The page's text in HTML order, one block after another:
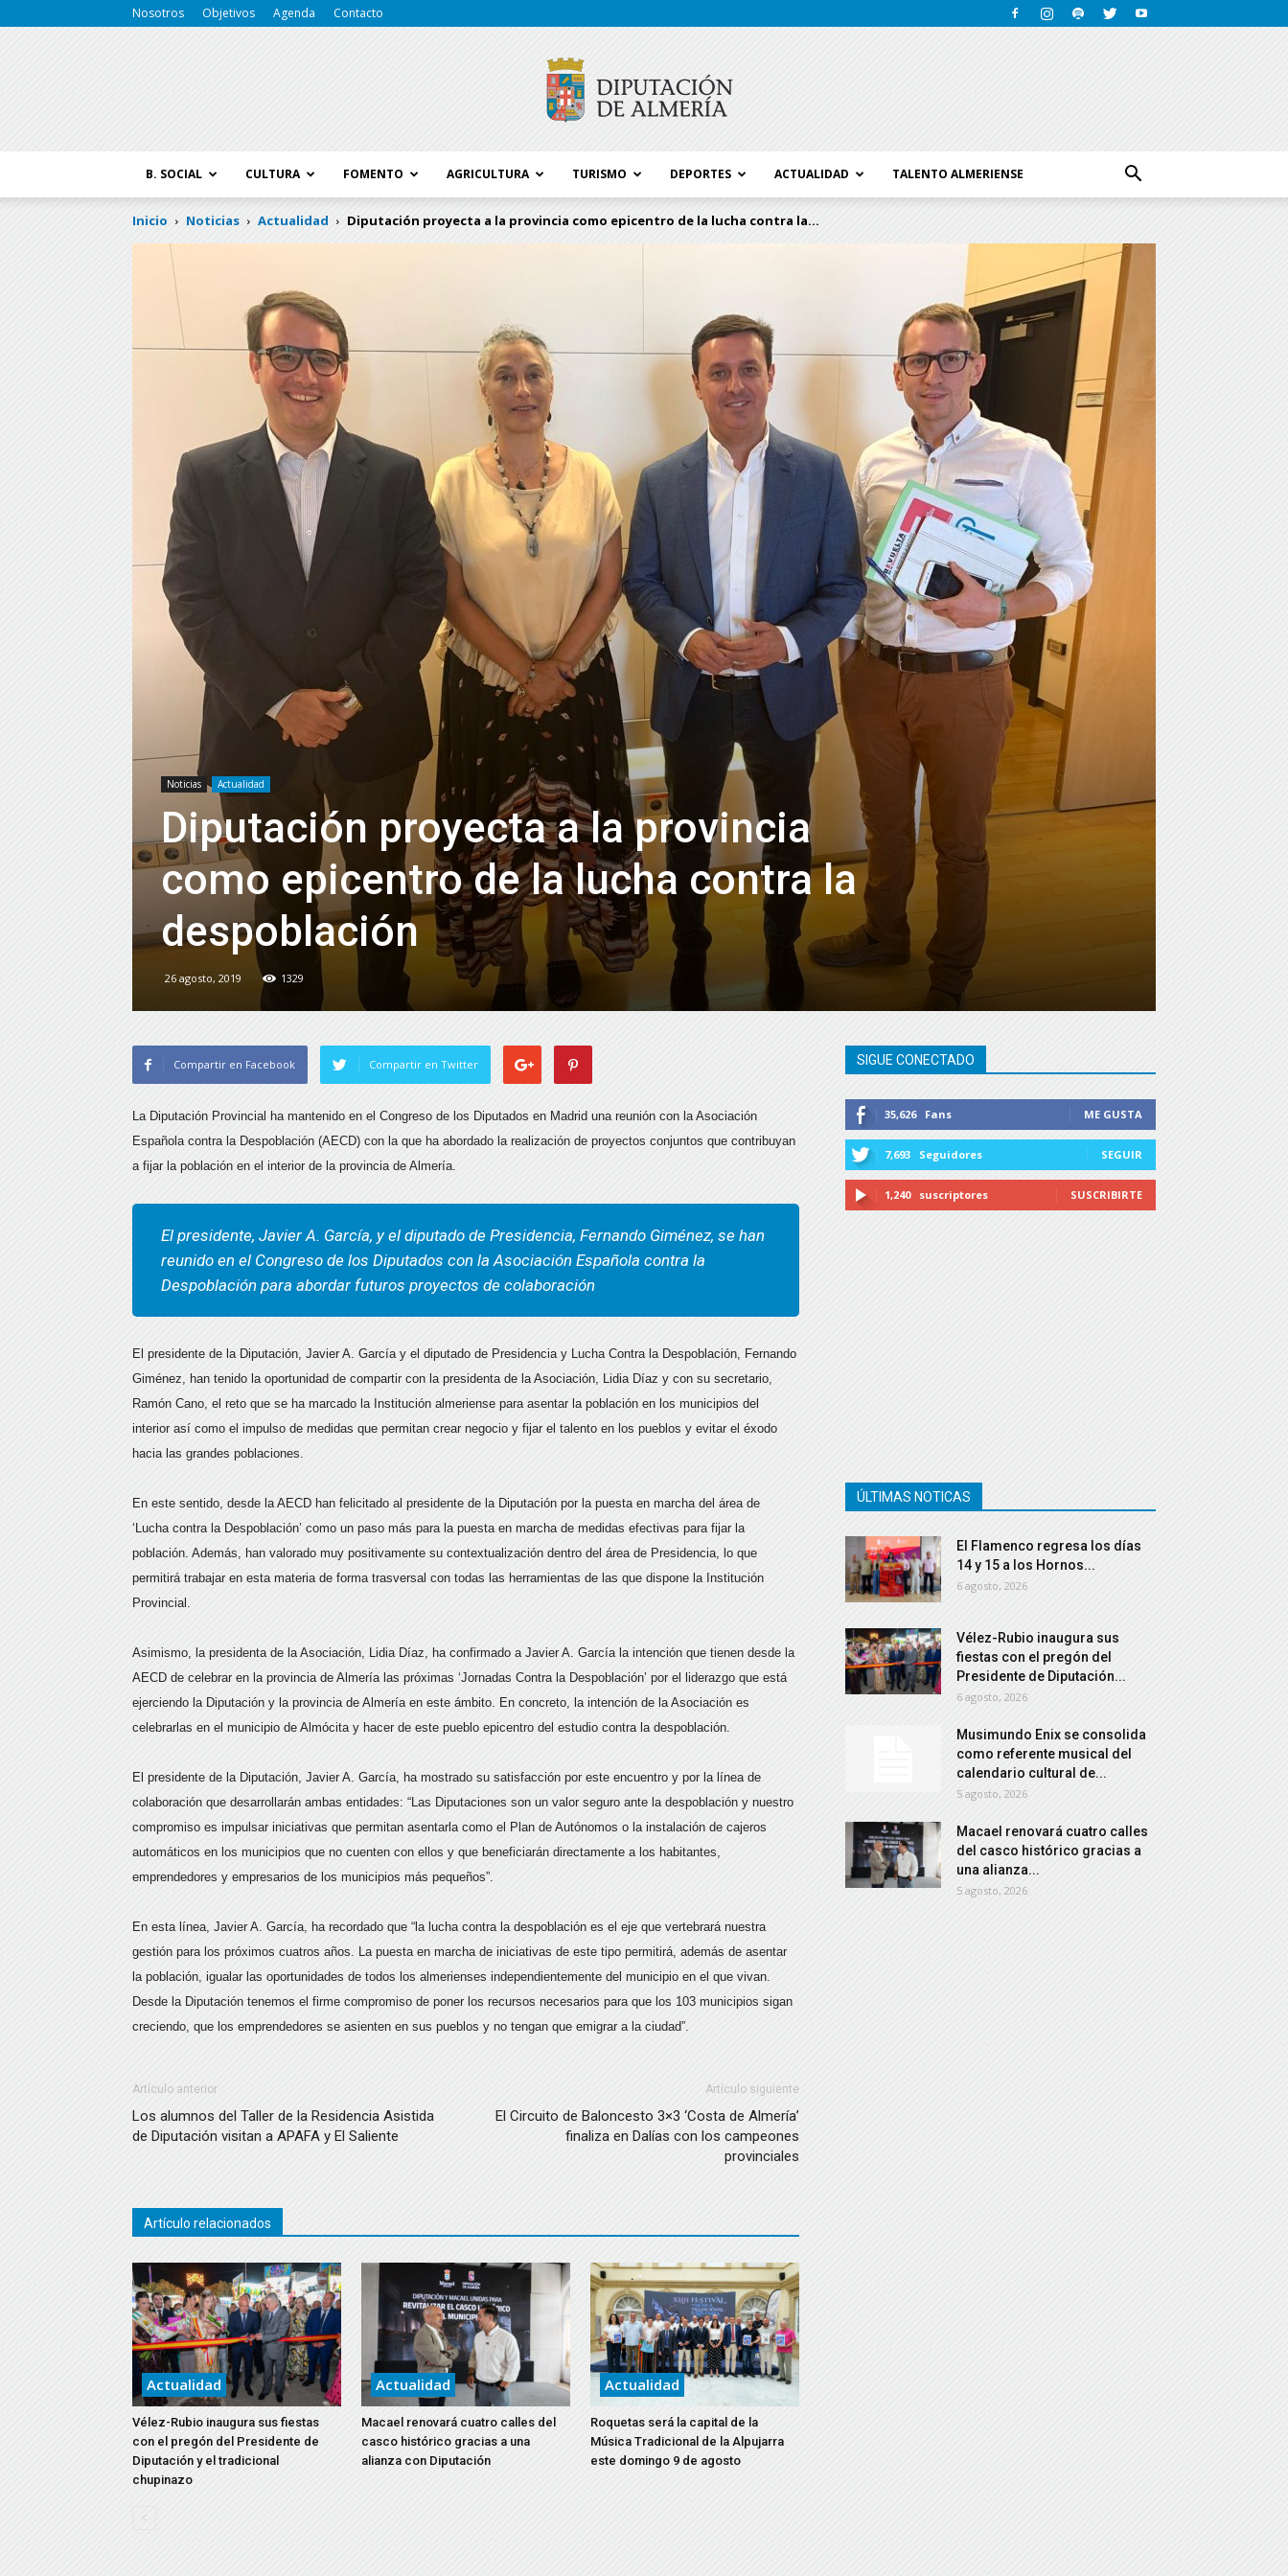
Nosotros Objetivos Agenda Contacto
B. SOCIAL CULTURA FOMENTO AGRICULTURA TURISMO DEPORTES ACTUALIDAD TALENTO ALMERIENSE
Inicio Noticias Actualidad Diputación proyecta a la provincia como epicentro de la lucha contra la...
Noticias Actualidad
Diputación proyecta a la provincia
como epicentro de la lucha contra la
despoblación
26 agosto, 2019 1329
Compartir en Facebook Compartir en Twitter
La Diputación Provincial ha mantenido en el Congreso de los Diputados en Madrid una reunión con la Asociación
Española contra la Despoblación (AECD) con la que ha abordado la realización de proyectos conjuntos que contribuyan
a fijar la población en el interior de la provincia de Almería.
El presidente, Javier A. García, y el diputado de Presidencia, Fernando Giménez, se han
reunido en el Congreso de los Diputados con la Asociación Española contra la
Despoblación para abordar futuros proyectos de colaboración
El presidente de la Diputación, Javier A. García y el diputado de Presidencia y Lucha Contra la Despoblación, Fernando
Giménez, han tenido la oportunidad de compartir con la presidenta de la Asociación, Lidia Díaz y con su secretario,
Ramón Cano, el reto que se ha marcado la Institución almeriense para asentar la población en los municipios del
interior así como el impulso de medidas que permitan crear negocio y fijar el talento en los pueblos y evitar el éxodo
hacia las grandes poblaciones.
En este sentido, desde la AECD han felicitado al presidente de la Diputación por la puesta en marcha del área de
‘Lucha contra la Despoblación’ como un paso más para la puesta en marcha de medidas efectivas para fijar la
población. Además, han valorado muy positivamente su contextualización dentro del área de Presidencia, lo que
permitirá trabajar en esta materia de forma trasversal con todas las herramientas de las que dispone la Institución
Provincial.
Asimismo, la presidenta de la Asociación, Lidia Díaz, ha confirmado a Javier A. García la intención que tienen desde la
AECD de celebrar en la provincia de Almería las próximas ‘Jornadas Contra la Despoblación’ por el liderazgo que está
ejerciendo la Diputación y la provincia de Almería en este ámbito. En concreto, la intención de la Asociación es
celebrarlas en el municipio de Almócita y hacer de este pueblo epicentro del estudio contra la despoblación.
El presidente de la Diputación, Javier A. García, ha mostrado su satisfacción por este encuentro y por la línea de
colaboración que desarrollarán ambas entidades: “Las Diputaciones son un valor seguro ante la despoblación y nuestro
compromiso es impulsar iniciativas que permitan asentarla como el Plan de Autónomos o la instalación de cajeros
automáticos en los municipios que no cuenten con ellos y que beneficiarán directamente a los habitantes,
emprendedores y empresarios de los municipios más pequeños”.
En esta línea, Javier A. García, ha recordado que “la lucha contra la despoblación es el eje que vertebrará nuestra
gestión para los próximos cuatros años. La puesta en marcha de iniciativas de este tipo permitirá, además de asentar
la población, igualar las oportunidades de todos los almerienses independientemente del municipio en el que vivan.
Desde la Diputación tenemos el firme compromiso de poner los recursos necesarios para que los 103 municipios sigan
creciendo, que los emprendedores se asienten en sus pueblos y no tengan que emigrar a la ciudad”.
Artículo anterior
Los alumnos del Taller de la Residencia Asistida
de Diputación visitan a APAFA y El Saliente
Artículo siguiente
El Circuito de Baloncesto 3×3 ‘Costa de Almería’
finaliza en Dalías con los campeones
provinciales
Artículo relacionados
Actualidad
Vélez-Rubio inaugura sus fiestas
con el pregón del Presidente de
Diputación y el tradicional
chupinazo
Actualidad
Macael renovará cuatro calles del
casco histórico gracias a una
alianza con Diputación
Actualidad
Roquetas será la capital de la
Música Tradicional de la Alpujarra
este domingo 9 de agosto
SIGUE CONECTADO
35,626 Fans ME GUSTA
7,693 Seguidores SEGUIR
1,240 suscriptores SUSCRIBIRTE
ÚLTIMAS NOTICAS
El Flamenco regresa los días
14 y 15 a los Hornos...
6 agosto, 2026
Vélez-Rubio inaugura sus
fiestas con el pregón del
Presidente de Diputación...
6 agosto, 2026
Musimundo Enix se consolida
como referente musical del
calendario cultural de...
5 agosto, 2026
Macael renovará cuatro calles
del casco histórico gracias a
una alianza...
5 agosto, 2026